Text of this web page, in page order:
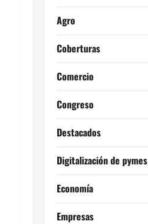
Agro
Coberturas
Comercio
Congreso
Destacados
Digitalización de pymes
Economía
Empresas